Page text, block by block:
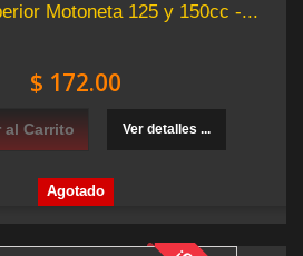
Motoneta 125 y 150cc -...
$ 172.00
al Carrito Ver detalles ...
Agotado